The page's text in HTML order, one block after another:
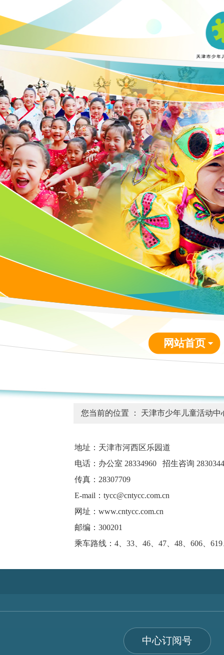
网站首页
您当前的位置 ： 天津市少年儿童活动中
地址：天津市河西区乐园道
电话：办公室 28334960 招生咨询
传真：28307709
E-mail：tycc@cntycc.com.cn
网址：www.cntycc.com.cn
邮编：300201
乘车路线：4、33、46、47、48、606、
中心订阅号